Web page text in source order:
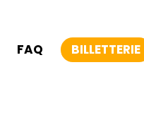
FAQ BILLETTERIE